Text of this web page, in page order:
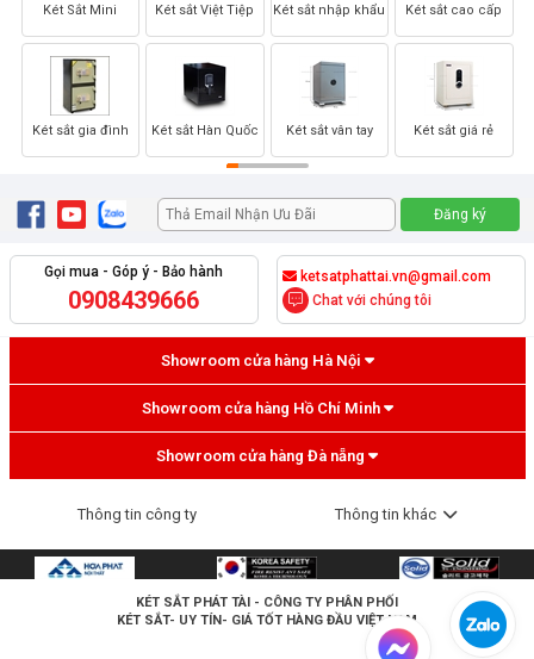
Két Sắt Mini
Két sắt gia đình
Két sắt Việt Tiệp
Két sắt Hàn Quốc
Két sắt nhập khẩu
Két sắt vân tay
Két sắt cao cấp
Két sắt giá rẻ
Gọi mua - Góp ý - Bảo hành
0908439666
ketsatphattai.vn@gmail.com
Chat với chúng tôi
Showroom cửa hàng Hà Nội
Showroom cửa hàng Hồ Chí Minh
Showroom cửa hàng Đà nẵng
Thông tin công ty Thông tin khác
KÉT SẮT PHÁT TÀI - CÔNG TY PHÂN PHỐI
KÉT SẮT- UY TÍN- GIÁ TỐT HÀNG ĐẦU VIỆT NAM